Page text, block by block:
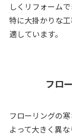
しくリフォーム
特に大掛かりな
適しています。
フロ
フローリングの
よって大きく異な